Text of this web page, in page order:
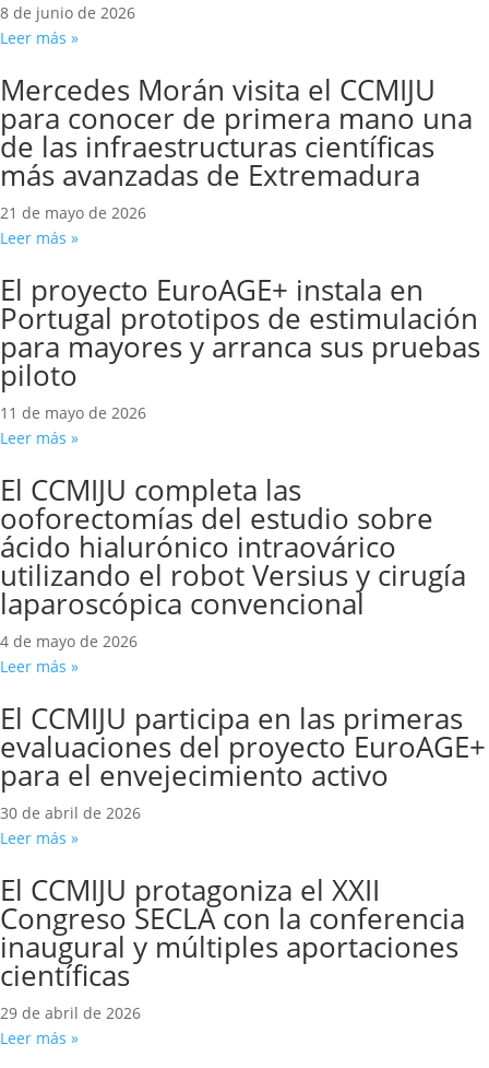
8 de junio de 2026
Leer más »
Mercedes Morán visita el CCMIJU
para conocer de primera mano una
de las infraestructuras científicas
más avanzadas de Extremadura
21 de mayo de 2026
Leer más »
El proyecto EuroAGE+ instala en
Portugal prototipos de estimulación
para mayores y arranca sus pruebas
piloto
11 de mayo de 2026
Leer más »
El CCMIJU completa las
ooforectomías del estudio sobre
ácido hialurónico intraovárico
utilizando el robot Versius y cirugía
laparoscópica convencional
4 de mayo de 2026
Leer más »
El CCMIJU participa en las primeras
evaluaciones del proyecto EuroAGE+
para el envejecimiento activo
30 de abril de 2026
Leer más »
El CCMIJU protagoniza el XXII
Congreso SECLA con la conferencia
inaugural y múltiples aportaciones
científicas
29 de abril de 2026
Leer más »